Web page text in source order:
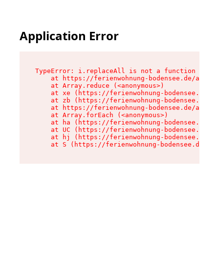
Application Error
TypeError: i.replaceAll is not a function
at https://ferienwohnung-bodensee.de/
    at Array.reduce (<anonymous>)
at xe (https://ferienwohnung-bodensee.de/
at zb (https://ferienwohnung-bodensee.de/
at https://ferienwohnung-bodensee.de/
    at Array.forEach (<anonymous>)
at ha (https://ferienwohnung-bodensee.de/
at UC (https://ferienwohnung-bodensee.de/
at hj (https://ferienwohnung-bodensee.de/
at S (https://ferienwohnung-bodensee.de/